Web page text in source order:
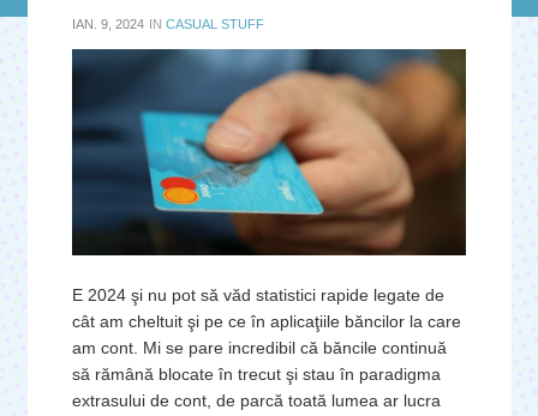
IAN. 9, 2024 IN CASUAL STUFF
E 2024 şi nu pot să văd statistici rapide legate de
cât am cheltuit şi pe ce în aplicaţiile băncilor la care
am cont. Mi se pare incredibil că băncile continuă
să rămână blocate în trecut şi stau în paradigma
extrasului de cont, de parcă toată lumea ar lucra